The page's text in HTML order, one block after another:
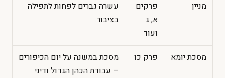
מניין
פרקים
א, ג
ועוד
עשרה גברים לפחות לתפילה
בציבור.
מסכת יומא פרק כו
מסכת במשנה על יום הכיפורים
– עבודת הכהן הגדול ודיני